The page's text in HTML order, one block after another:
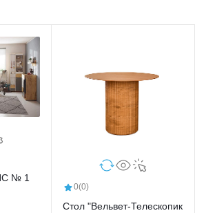
№ 1
0(0)
Стол "Вельвет-Телескопик